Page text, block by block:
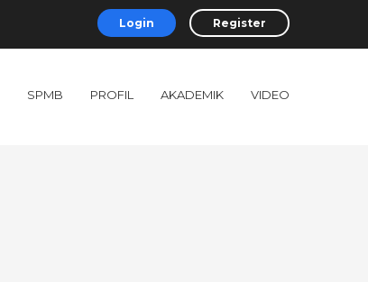
Login Register
SPMB PROFIL AKADEMIK VIDEO